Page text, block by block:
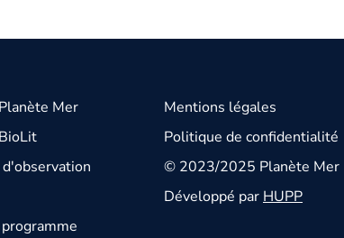
Mer
Mentions légales
Politique de confidentialité
© 2023/2025 Planète Mer
Développé parHUPP